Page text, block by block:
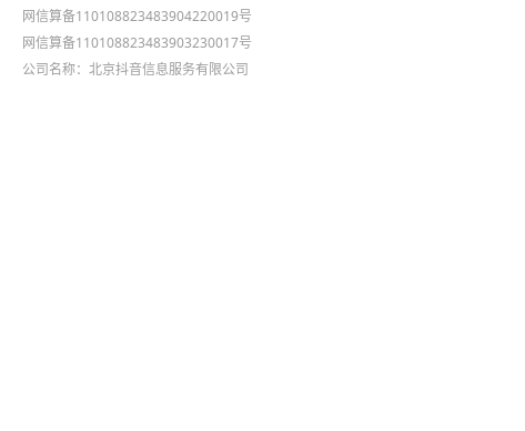
网信算备110108823483904220019号
网信算备110108823483903230017号
公司名称：北京抖音信息服务有限公司